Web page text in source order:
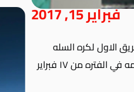
فبراير 15, 2017
الاول لكره السله
بالنادي الي قائمته المشاركه في بطولة دبي الدوليه لكره السله و المقامه في الفتره من ١٧ فبراير